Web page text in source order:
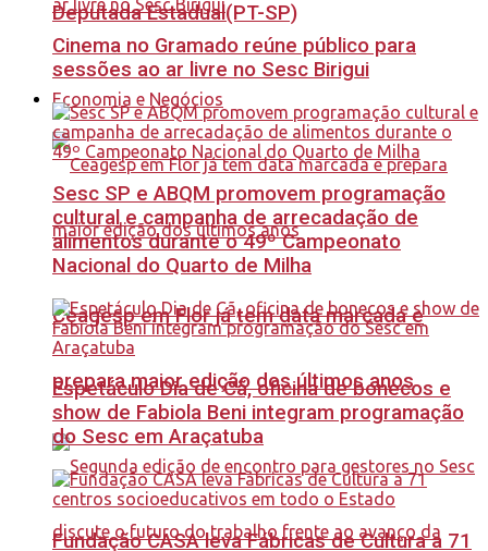
Deputada Estadual(PT-SP)
Economia e Negócios
Ceagesp em Flor já tem data marcada e
prepara maior edição dos últimos anos
Cinema no Gramado reúne público para
sessões ao ar livre no Sesc Birigui
Sesc SP e ABQM promovem programação
cultural e campanha de arrecadação de
alimentos durante o 49º Campeonato
Nacional do Quarto de Milha
Espetáculo Dia de Cã, oficina de bonecos e
show de Fabiola Beni integram programação
do Sesc em Araçatuba
Fundação CASA leva Fábricas de Cultura a 71